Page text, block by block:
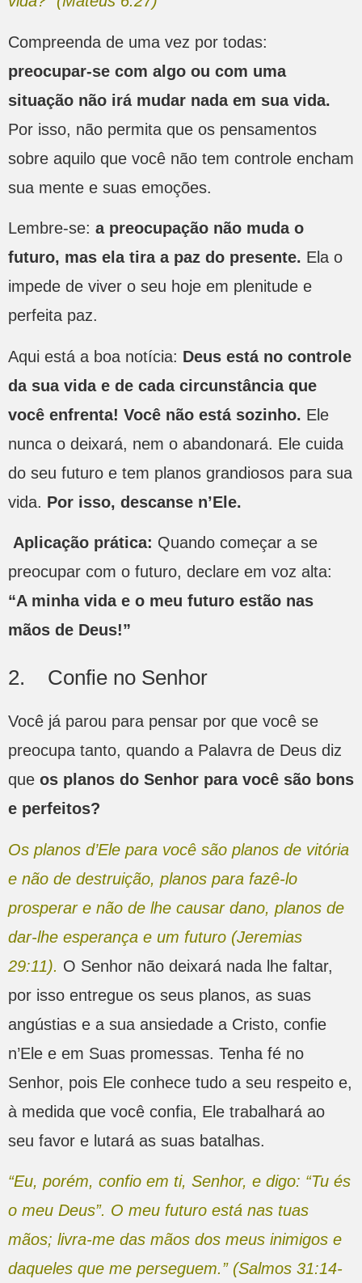
Compreenda de uma vez por todas:
preocupar-se com algo ou com uma
situação não irá mudar nada em sua vida.
Por isso, não permita que os pensamentos
sobre aquilo que você não tem controle encham
sua mente e suas emoções.
Lembre-se: a preocupação não muda o
futuro, mas ela tira a paz do presente. Ela o
impede de viver o seu hoje em plenitude e
perfeita paz.
Aqui está a boa notícia: Deus está no controle
da sua vida e de cada circunstância que
você enfrenta! Você não está sozinho. Ele
nunca o deixará, nem o abandonará. Ele cuida
do seu futuro e tem planos grandiosos para sua
vida. Por isso, descanse n’Ele.
Aplicação prática: Quando começar a se
preocupar com o futuro, declare em voz alta:
“A minha vida e o meu futuro estão nas
mãos de Deus!”
2. Confie no Senhor
Você já parou para pensar por que você se
preocupa tanto, quando a Palavra de Deus diz
que os planos do Senhor para você são bons
e perfeitos?
Os planos d’Ele para você são planos de vitória
e não de destruição, planos para fazê-lo
prosperar e não de lhe causar dano, planos de
dar-lhe esperança e um futuro (Jeremias
29:11). O Senhor não deixará nada lhe faltar,
por isso entregue os seus planos, as suas
angústias e a sua ansiedade a Cristo, confie
n’Ele e em Suas promessas. Tenha fé no
Senhor, pois Ele conhece tudo a seu respeito e,
à medida que você confia, Ele trabalhará ao
seu favor e lutará as suas batalhas.
“Eu, porém, confio em ti, Senhor, e digo: “Tu és
o meu Deus”. O meu futuro está nas tuas
mãos; livra-me das mãos dos meus inimigos e
daqueles que me perseguem.” (Salmos 31:14-